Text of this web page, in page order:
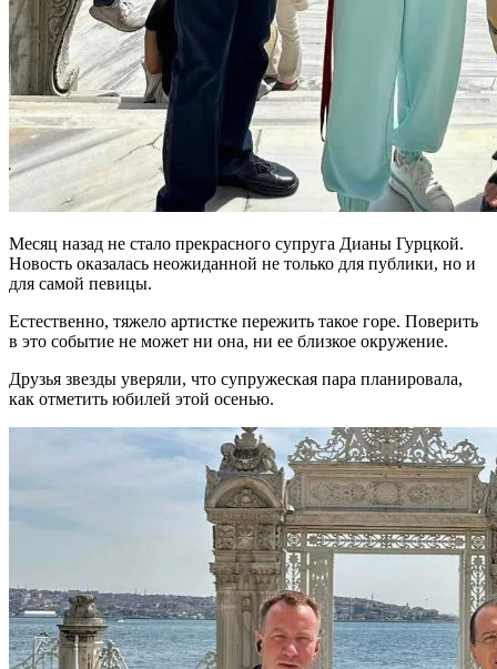
Месяц назад не стало прекрасного супруга Дианы Гурцкой.
Новость оказалась неожиданной не только для публики, но и
для самой певицы.
Естественно, тяжело артистке пережить такое горе. Поверить
в это событие не может ни она, ни ее близкое окружение.
Друзья звезды уверяли, что супружеская пара планировала,
как отметить юбилей этой осенью.